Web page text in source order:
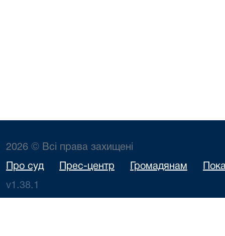
2026 © Всі права захищені
Про суд Прес-центр Громадянам
v1.38.1